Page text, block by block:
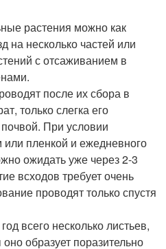
растения можно как
на несколько частей или
с отсаживанием в
после их сбора в
только слегка его
При условии
или пленкой и ежедневного
ожидать уже через 2-3
всходов требует очень
проводят только спустя
всего несколько листьев,
образует поразительно